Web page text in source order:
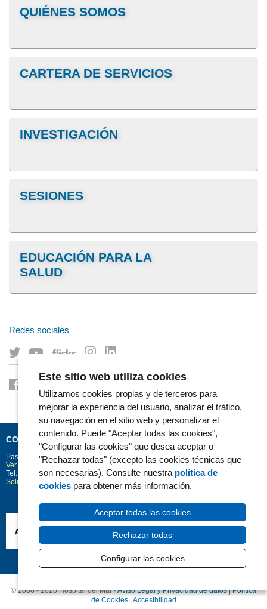
QUIÉNES SOMOS
CARTERA DE SERVICIOS
INVESTIGACIÓN
SESIONES
EDUCACIÓN PARA LA
SALUD
Redes sociales
CONTACTO
Passeig Marítim 25-29 Barcelona 08003
Ver la situación en Google Maps
Tel: 93 248 30 00 · Fax: 93 248 32 54
Solicitud de información
© 2006 - 2026 Hospital del Mar ·Avíso Legal y Privacidad de datos|Política
de Cookies| Accesibilidad
Este sitio web utiliza cookies
Utilizamos cookies propias y de terceros para
mejorar la experiencia del usuario, analizar el tráfico,
su navegación en el sitio web y personalizar el
contenido. Puede "Aceptar todas las cookies",
"Configurar las cookies" que desea aceptar o
"Rechazar todas" (excepto las cookies técnicas que
son necesarias). Consulte nuestra política de
cookies para obtener más información.
Aceptar todas las cookies
Rechazar todas
Configurar las cookies